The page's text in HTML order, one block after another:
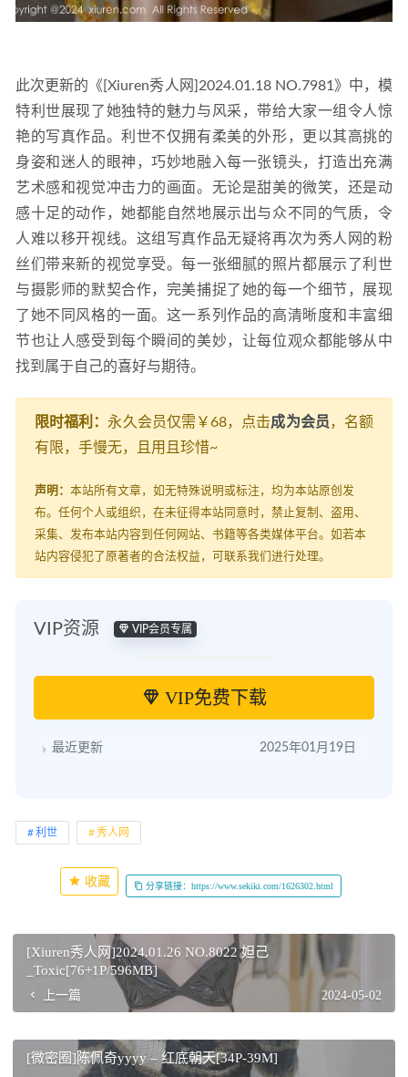
此次更新的《[Xiuren秀人网]2024.01.18 NO.7981》中，模
特利世展现了她独特的魅力与风采，带给大家一组令人惊
艳的写真作品。利世不仅拥有柔美的外形，更以其高挑的
身姿和迷人的眼神，巧妙地融入每一张镜头，打造出充满
艺术感和视觉冲击力的画面。无论是甜美的微笑，还是动
感十足的动作，她都能自然地展示出与众不同的气质，令
人难以移开视线。这组写真作品无疑将再次为秀人网的粉
丝们带来新的视觉享受。每一张细腻的照片都展示了利世
与摄影师的默契合作，完美捕捉了她的每一个细节，展现
了她不同风格的一面。这一系列作品的高清晰度和丰富细
节也让人感受到每个瞬间的美妙，让每位观众都能够从中
找到属于自己的喜好与期待。
限时福利： 永久会员仅需￥68，点击成为会员，名额
有限，手慢无，且用且珍惜~
声明： 本站所有文章，如无特殊说明或标注，均为本站原创发
布。任何个人或组织，在未征得本站同意时，禁止复制、盗用、
采集、发布本站内容到任何网站、书籍等各类媒体平台。如若本
站内容侵犯了原著者的合法权益，可联系我们进行处理。
VIP资源 VIP会员专属
VIP免费下载
最近更新 2025年01月19日
利世 秀人网
收藏 分享链接：https://www.sekiki.com/1626302.html
[Xiuren秀人网]2024.01.26 NO.8022 妲己
_Toxic[76+1P/596MB]
上一篇 2024-05-02
[微密圈]陈佩奇yyyy – 红底朝天[34P-39M]